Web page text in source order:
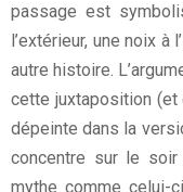
passage est
l’extérieur, une noix à
autre histoire.
cette juxtaposition
dépeinte dans la
concentre sur le
mythe comme celui-